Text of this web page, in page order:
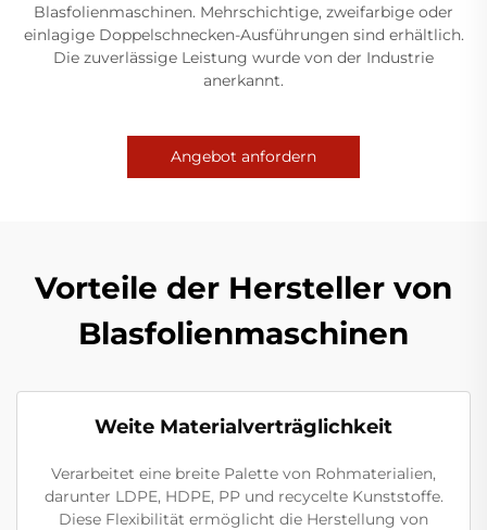
Blasfolienmaschinen. Mehrschichtige, zweifarbige oder
einlagige Doppelschnecken-Ausführungen sind erhältlich.
Die zuverlässige Leistung wurde von der Industrie
anerkannt.
Angebot anfordern
Vorteile der Hersteller von
Blasfolienmaschinen
Weite Materialverträglichkeit
Verarbeitet eine breite Palette von Rohmaterialien,
darunter LDPE, HDPE, PP und recycelte Kunststoffe.
Diese Flexibilität ermöglicht die Herstellung von